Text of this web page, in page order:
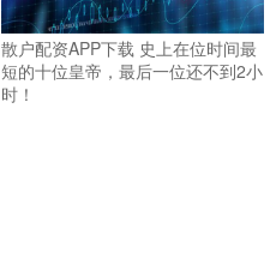
散户配资APP下载 史上在位时间最
短的十位皇帝，最后一位还不到2小
时！